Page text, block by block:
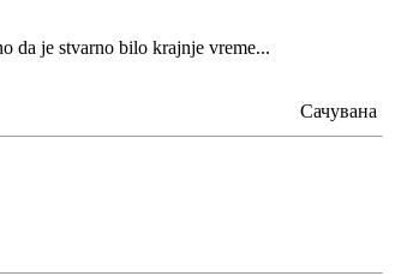
da je stvarno bilo krajnje vreme...
Сачувана